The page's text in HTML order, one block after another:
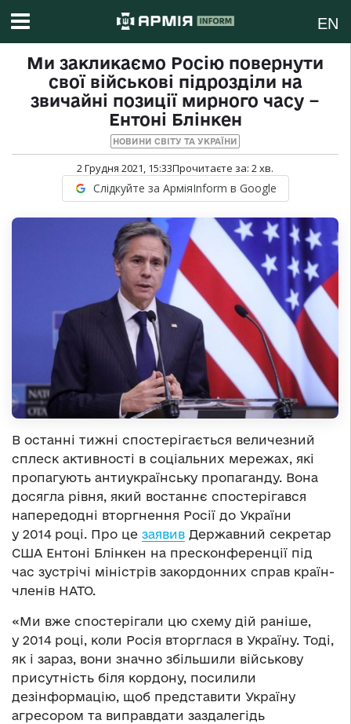
EN
Ми закликаємо Росію повернути
свої військові підрозділи на
звичайні позиції мирного часу −
Ентоні Блінкен
НОВИНИ СВІТУ ТА УКРАЇНИ
2 Грудня 2021, 15:33Прочитаєте за: 2хв.
Слідкуйте за АрміяInform в Google
В останні тижні спостерігається величезний
сплеск активності в соціальних мережах, які
пропагують антиукраїнську пропаганду. Вона
досягла рівня, який востаннє спостерігався
напередодні вторгнення Росії до України
у 2014 році. Про це заявив Державний секретар
США Ентоні Блінкен на пресконференції під
час зустрічі міністрів закордонних справ країн-
членів НАТО.
«Ми вже спостерігали цю схему дій раніше,
у 2014 році, коли Росія вторглася в Україну. Тоді,
як і зараз, вони значно збільшили військову
присутність біля кордону, посилили
дезінформацію, щоб представити Україну
агресором та виправдати заздалегідь